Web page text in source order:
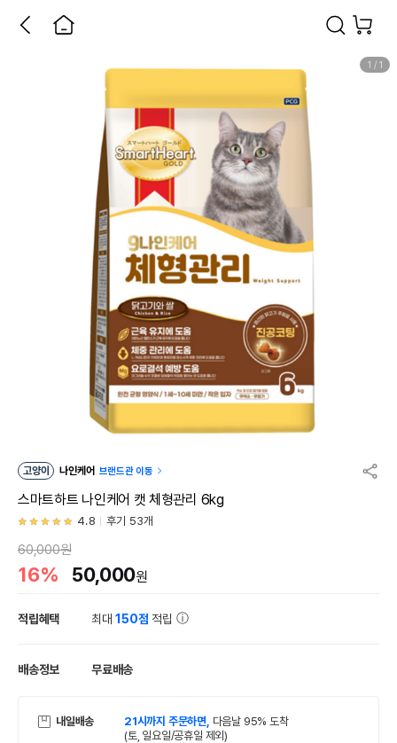
1 / 1
고양이 나인케어 브랜드관 이동
스마트하트 나인케어 캣 체형관리 6kg
4.8 후기 53개
60,000원
16% 50,000원
적립혜택 최대150점 적립
배송정보 무료배송
내일배송 21시까지 주문하면, 다음날 95% 도착
(토, 일요일/공휴일 제외)